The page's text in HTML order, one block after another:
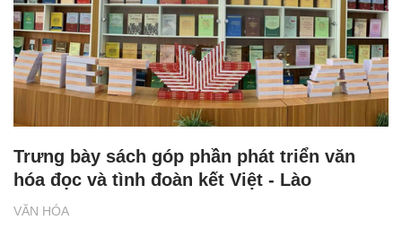
VĂN HÓA
Trưng bày sách góp phần phát triển văn
hóa đọc và tình đoàn kết Việt - Lào